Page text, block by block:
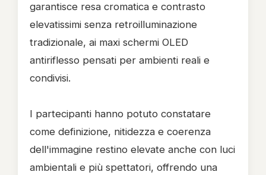
garantisce resa cromatica e contrasto
elevatissimi senza retroilluminazione
tradizionale, ai maxi schermi OLED
antiriflesso pensati per ambienti reali e
condivisi.
I partecipanti hanno potuto constatare
come definizione, nitidezza e coerenza
dell'immagine restino elevate anche con luci
ambientali e più spettatori, offrendo una